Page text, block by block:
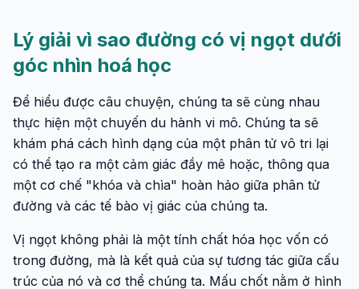
Lý giải vì sao đường có vị ngọt dưới
góc nhìn hoá học
Để hiểu được câu chuyện, chúng ta sẽ cùng nhau
thực hiện một chuyến du hành vi mô. Chúng ta sẽ
khám phá cách hình dạng của một phân tử vô tri lại
có thể tạo ra một cảm giác đầy mê hoặc, thông qua
một cơ chế "khóa và chìa" hoàn hảo giữa phân tử
đường và các tế bào vị giác của chúng ta.
Vị ngọt không phải là một tính chất hóa học vốn có
trong đường, mà là kết quả của sự tương tác giữa cấu
trúc của nó và cơ thể chúng ta. Mấu chốt nằm ở hình